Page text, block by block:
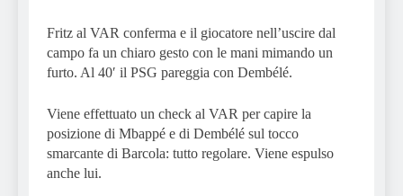
Fritz al VAR conferma e il giocatore nell’uscire dal
campo fa un chiaro gesto con le mani mimando un
furto. Al 40′ il PSG pareggia con Dembélé.
Viene effettuato un check al VAR per capire la
posizione di Mbappé e di Dembélé sul tocco
smarcante di Barcola: tutto regolare. Viene espulso
anche lui.